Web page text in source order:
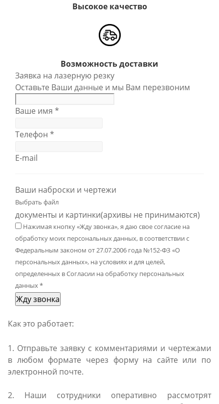
Высокое качество
Возможность доставки
Заявка на лазерную резку
Оставьте Ваши данные и мы Вам перезвоним
Ваше имя *
Телефон *
E-mail
Ваши наброски и чертежи
Выбрать файл
документы и картинки(архивы не принимаются)
Нажимая кнопку «Жду звонка», я даю свое согласие на
обработку моих персональных данных, в соответствии с
Федеральным законом от 27.07.2006 года №152-ФЗ «О
персональных данных», на условиях и для целей,
определенных в Согласии на обработку персональных
данных*
Жду звонка
Как это работает:
1. Отправьте заявку с комментариями и чертежами
в любом формате через форму на сайте или по
электронной почте.
2. Наши сотрудники оперативно рассмотрят